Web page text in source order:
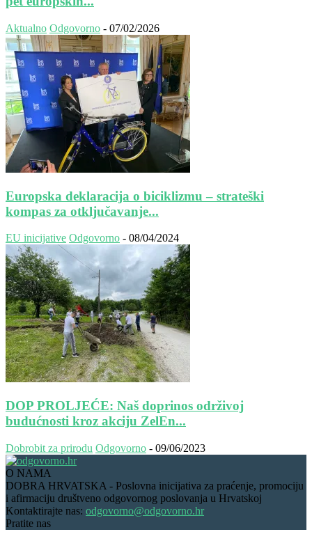
Aktualno Odgovorno - 07/02/2026
Europska deklaracija o biciklizmu – strateški
kompas za otključavanje...
EU inicijative Odgovorno - 08/04/2024
DOP PROLJEĆE: Naš doprinos održivoj
budućnosti kroz akciju ZelEn...
Dobrobit za prirodu Odgovorno - 09/06/2023
O NAMA
DOBRA HRVATSKA - Poslovna inicijativa za praćenje, promociju
i afirmaciju društveno odgovornog poslovanja u Hrvatskoj
Kontaktirajte nas: odgovorno@odgovorno.hr
Pratite nas